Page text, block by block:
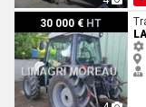
30 000 € HT
Lamborghini SPIRE 100 F